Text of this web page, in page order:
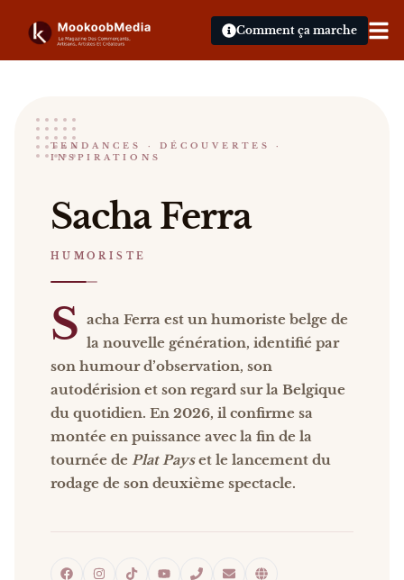
Comment ça marche
Sacha Ferra
HUMORISTE
Sacha Ferra Sacha Ferra est un humoriste
Catalogue :événements, presse, vidéos
TENDANCES · DÉCOUVERTES ·
INSPIRATIONS
Sacha Ferra
HUMORISTE
S acha Ferra est un humoriste belge de
la nouvelle génération, identifié par
son humour d’observation, son
autodérision et son regard sur la Belgique
du quotidien. En 2026, il confirme sa
montée en puissance avec la fin de la
tournée de Plat Payset le lancement du
rodage de son deuxième spectacle.